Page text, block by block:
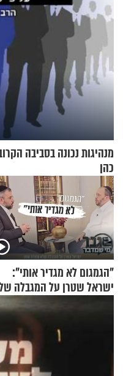
מנהיגות נכונה בסביבה
כהן
"הגמגום לא מגדיר אותי":
ישראל שטרן על המגבלה